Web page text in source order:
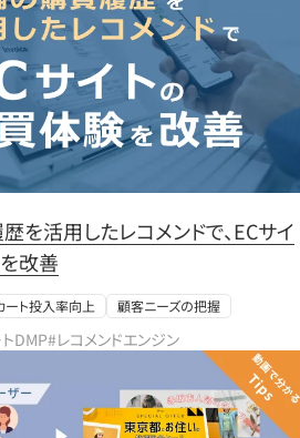
を活用したレコメンドで、ECサイ
改善
ート投入率向上 顧客ニーズの把握
DMP#レコメンドエンジン